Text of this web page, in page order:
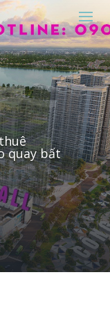
quay bất